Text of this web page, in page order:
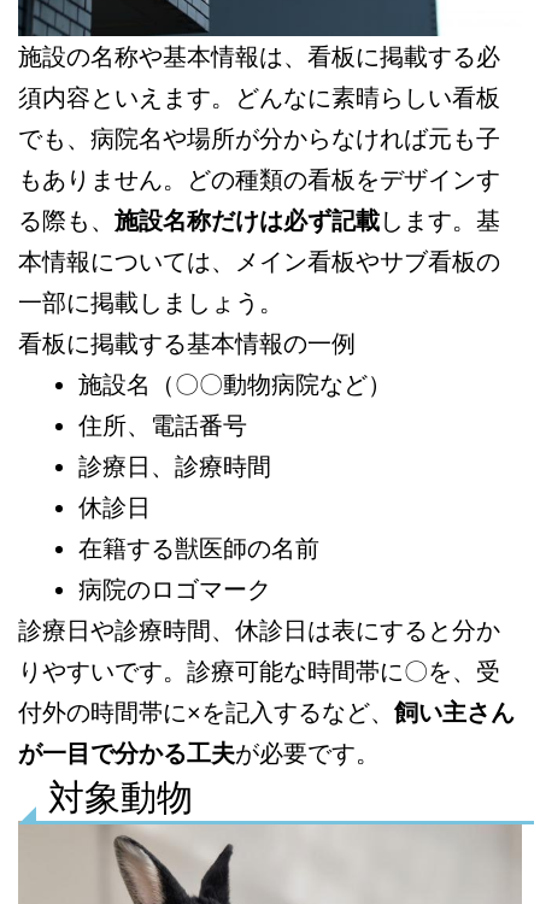
施設の名称や基本情報は、看板に掲載する必
須内容といえます。どんなに素晴らしい看板
でも、病院名や場所が分からなければ元も子
もありません。どの種類の看板をデザインす
る際も、 施設名称だけは必ず記載します。基
本情報については、メイン看板やサブ看板の
一部に掲載しましょう。
看板に掲載する基本情報の一例
施設名（〇〇動物病院など）
住所、電話番号
診療日、診療時間
休診日
在籍する獣医師の名前
病院のロゴマーク
診療日や診療時間、休診日は表にすると分か
りやすいです。診療可能な時間帯に〇を、受
付外の時間帯に×を記入するなど、 飼い主さん
が一目で分かる工夫が必要です。
対象動物